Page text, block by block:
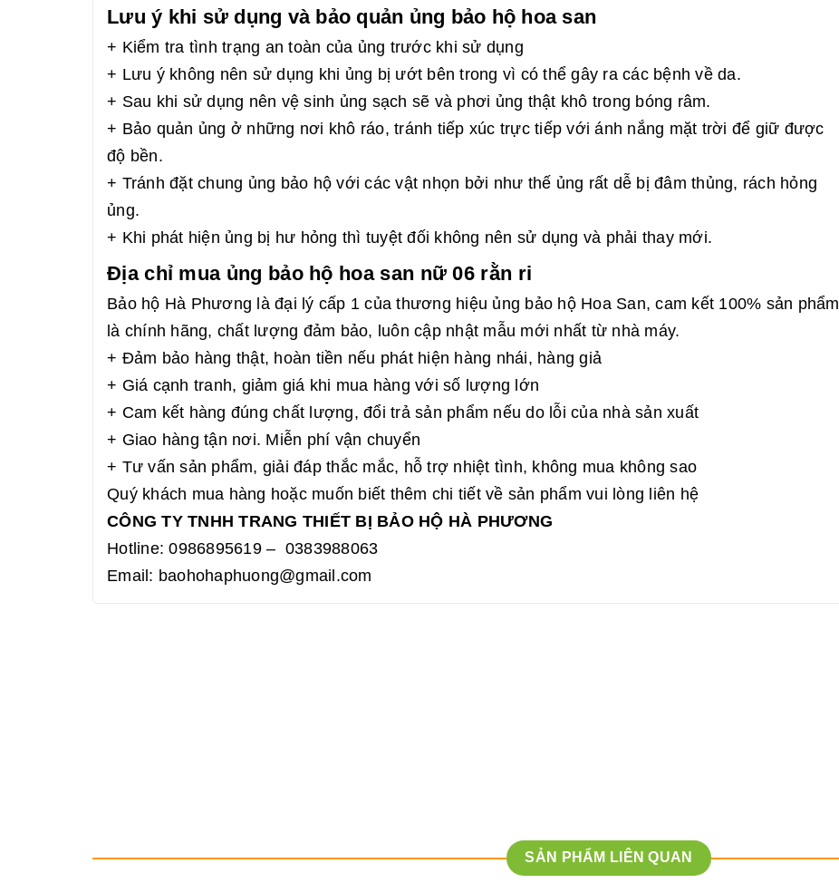
Lưu ý khi sử dụng và bảo quản ủng bảo hộ hoa san
+ Kiểm tra tình trạng an toàn của ủng trước khi sử dụng
+ Lưu ý không nên sử dụng khi ủng bị ướt bên trong vì có thể gây ra các bệnh về da.
+ Sau khi sử dụng nên vệ sinh ủng sạch sẽ và phơi ủng thật khô trong bóng râm.
+ Bảo quản ủng ở những nơi khô ráo, tránh tiếp xúc trực tiếp với ánh nắng mặt trời để giữ được
độ bền.
+ Tránh đặt chung ủng bảo hộ với các vật nhọn bởi như thế ủng rất dễ bị đâm thủng, rách hỏng
ủng.
+ Khi phát hiện ủng bị hư hỏng thì tuyệt đối không nên sử dụng và phải thay mới.
Địa chỉ mua ủng bảo hộ hoa san nữ 06 rằn ri
Bảo hộ Hà Phương là đại lý cấp 1 của thương hiệu ủng bảo hộ Hoa San, cam kết 100% sản phẩm
là chính hãng, chất lượng đảm bảo, luôn cập nhật mẫu mới nhất từ nhà máy.
+ Đảm bảo hàng thật, hoàn tiền nếu phát hiện hàng nhái, hàng giả
+ Giá cạnh tranh, giảm giá khi mua hàng với số lượng lớn
+ Cam kết hàng đúng chất lượng, đổi trả sản phẩm nếu do lỗi của nhà sản xuất
+ Giao hàng tận nơi. Miễn phí vận chuyển
+ Tư vấn sản phẩm, giải đáp thắc mắc, hỗ trợ nhiệt tình, không mua không sao
Quý khách mua hàng hoặc muốn biết thêm chi tiết về sản phẩm vui lòng liên hệ
CÔNG TY TNHH TRANG THIẾT BỊ BẢO HỘ HÀ PHƯƠNG
Hotline: 0986895619 – 0383988063
Email: baohohaphuong@gmail.com
SẢN PHẨM LIÊN QUAN